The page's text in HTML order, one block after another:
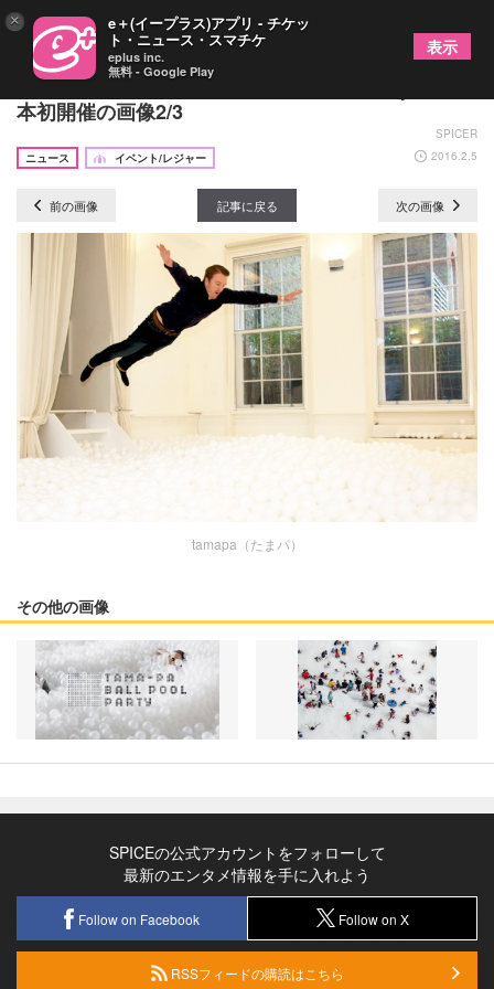
50,000個の白い玉の中に飛び込む!?『tamapa』日
本初開催の画像2/3
SPICER
ニュース
イベント/レジャー 2016.2.5
前の画像 記事に戻る 次の画像
tamapa（たまパ）
その他の画像
SPICEの公式アカウントをフォローして
最新のエンタメ情報を手に入れよう
Follow on Facebook Follow on X
RSSフィードの購読はこちら
× e＋(イープラス)アプリ - チケッ
ト・ニュース・スマチケ
eplus inc.
無料 - Google Play
表示